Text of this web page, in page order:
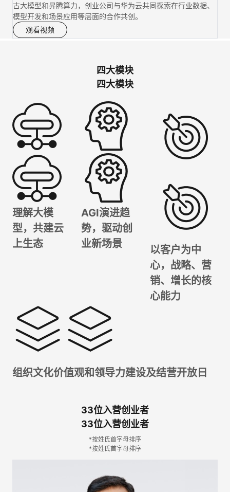
古大模型和昇腾算力，创业公司与华为云共同探索在行业数据、
模型开发和场景应用等层面的合作共创。
观看视频
四大模块
四大模块
理解大模
型，共建云
上生态
AGI演进趋
势，驱动创
业新场景
以客户为中
心，战略、营
销、增长的核
心能力
组织文化价值观和领导力建设及结营开放日
33位入营创业者
33位入营创业者
*按姓氏首字母排序
*按姓氏首字母排序